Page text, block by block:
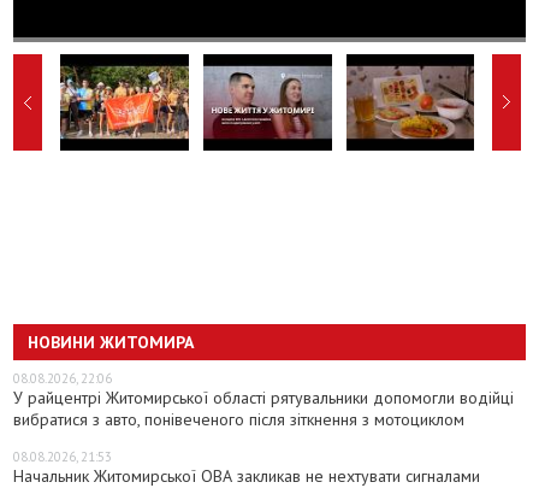
НОВИНИ ЖИТОМИРА
08.08.2026, 22:06
У райцентрі Житомирської області рятувальники допомогли водійці
вибратися з авто, понівеченого після зіткнення з мотоциклом
08.08.2026, 21:53
Начальник Житомирської ОВА закликав не нехтувати сигналами